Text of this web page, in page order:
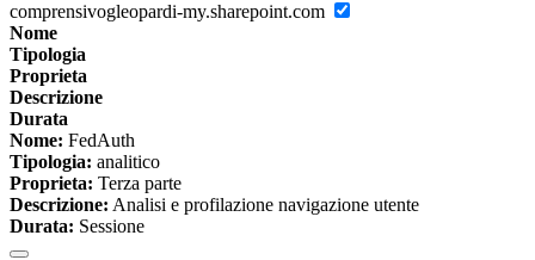
comprensivogleopardi-my.sharepoint.com
Nome
Tipologia
Proprieta
Descrizione
Durata
Nome: FedAuth
Tipologia: analitico
Proprieta: Terza parte
Descrizione: Analisi e profilazione navigazione utente
Durata: Sessione